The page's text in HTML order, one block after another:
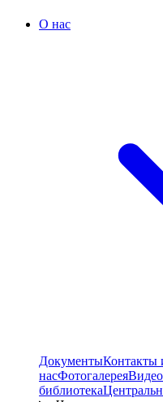
О нас
ДокументыКонтакты
насФотогалерея
библиотека